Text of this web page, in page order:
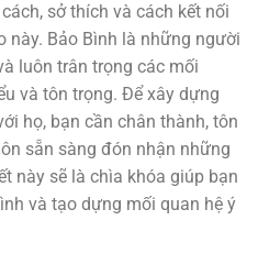
sở thích và cách kết nối
này. Bảo Bình là những người
luôn trân trọng các mối
và tôn trọng. Để xây dựng
họ, bạn cần chân thành, tôn
sẵn sàng đón nhận những
này sẽ là chìa khóa giúp bạn
và tạo dựng mối quan hệ ý